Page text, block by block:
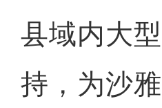
县域内大
持，为沙